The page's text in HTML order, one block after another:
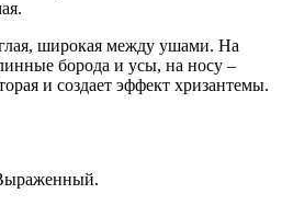
широкая между ушами. На
борода и усы, на носу –
и создает эффект хризантемы.